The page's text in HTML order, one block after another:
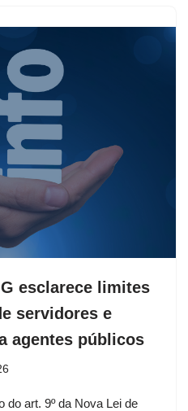
esclarece limites
servidores e
agentes públicos
do art. 9º da Nova Lei de